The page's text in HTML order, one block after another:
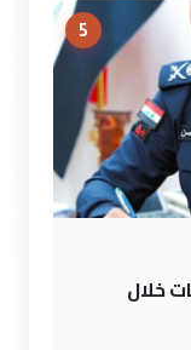
5
خلال